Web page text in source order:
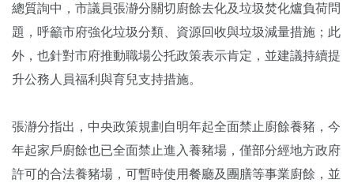
總質詢中，市議員張瀞分關切廚餘去化及垃圾焚化爐負荷問
題，呼籲市府強化垃圾分類、資源回收與垃圾減量措施；此
外，也針對市府推動職場公托政策表示肯定，並建議持續提
升公務人員福利與育兒支持措施。
張瀞分指出，中央政策規劃自明年起全面禁止廚餘養豬，今
年起家戶廚餘也已全面禁止進入養豬場，僅部分經地方政府
許可的合法養豬場，可暫時使用餐廳及團膳等事業廚餘，並